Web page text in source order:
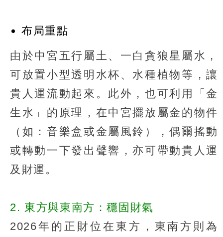
布局重點
由於中宮五行屬土、一白貪狼星屬水，
可放置小型透明水杯、水種植物等，讓
貴人運流動起來。此外，也可利用「金
生水」的原理，在中宮擺放屬金的物件
（如：音樂盒或金屬風鈴），偶爾搖動
或轉動一下發出聲響，亦可帶動貴人運
及財運。
2. 東方與東南方：穩固財氣
2026年的正財位在東方，東南方則為